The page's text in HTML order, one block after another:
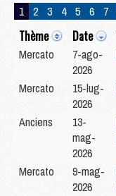
1 2 3 4 5 6 7
Thème Date
Mercato
7-ago-
2026
Mercato
15-lug-
2026
Anciens
13-
mag-
2026
Mercato
9-mag-
2026